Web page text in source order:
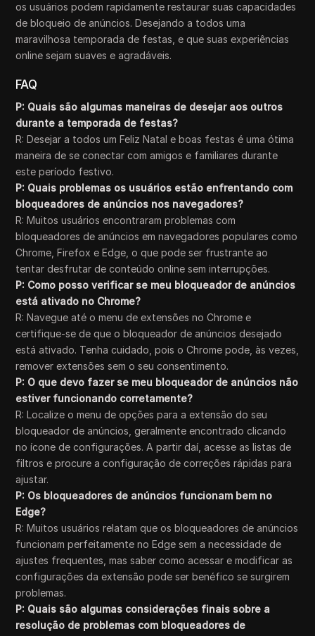
os usuários podem rapidamente restaurar suas capacidades
de bloqueio de anúncios. Desejando a todos uma
maravilhosa temporada de festas, e que suas experiências
online sejam suaves e agradáveis.
FAQ
P: Quais são algumas maneiras de desejar aos outros
durante a temporada de festas?
R: Desejar a todos um Feliz Natal e boas festas é uma ótima
maneira de se conectar com amigos e familiares durante
este período festivo.
P: Quais problemas os usuários estão enfrentando com
bloqueadores de anúncios nos navegadores?
R: Muitos usuários encontraram problemas com
bloqueadores de anúncios em navegadores populares como
Chrome, Firefox e Edge, o que pode ser frustrante ao
tentar desfrutar de conteúdo online sem interrupções.
P: Como posso verificar se meu bloqueador de anúncios
está ativado no Chrome?
R: Navegue até o menu de extensões no Chrome e
certifique-se de que o bloqueador de anúncios desejado
está ativado. Tenha cuidado, pois o Chrome pode, às vezes,
remover extensões sem o seu consentimento.
P: O que devo fazer se meu bloqueador de anúncios não
estiver funcionando corretamente?
R: Localize o menu de opções para a extensão do seu
bloqueador de anúncios, geralmente encontrado clicando
no ícone de configurações. A partir daí, acesse as listas de
filtros e procure a configuração de correções rápidas para
ajustar.
P: Os bloqueadores de anúncios funcionam bem no
Edge?
R: Muitos usuários relatam que os bloqueadores de anúncios
funcionam perfeitamente no Edge sem a necessidade de
ajustes frequentes, mas saber como acessar e modificar as
configurações da extensão pode ser benéfico se surgirem
problemas.
P: Quais são algumas considerações finais sobre a
resolução de problemas com bloqueadores de